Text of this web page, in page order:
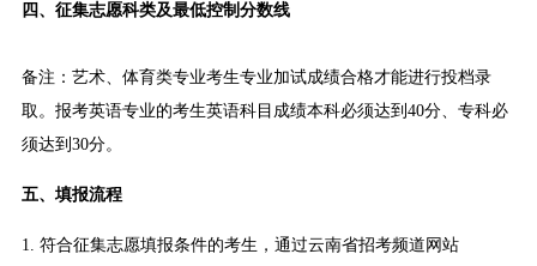
四、征集志愿科类及最低控制分数线
备注：艺术、体育类专业考生专业加试成绩合格才能进行投档录
取。报考英语专业的考生英语科目成绩本科必须达到40分、专科必
须达到30分。
五、填报流程
1. 符合征集志愿填报条件的考生，通过云南省招考频道网站